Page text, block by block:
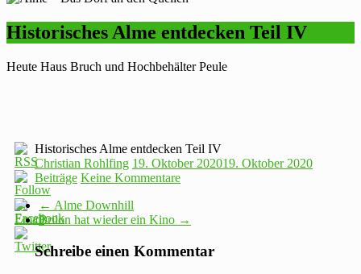
Historisches Alme entdecken Teil IV
Heute Haus Bruch und Hochbehälter Peule
Historisches Alme entdecken Teil IV
Christian Rohlfing 19. Oktober 202019. Oktober 2020
Beiträge Keine Kommentare
← Alme Downhill
Brilon hat wieder ein Kino →
Schreibe einen Kommentar